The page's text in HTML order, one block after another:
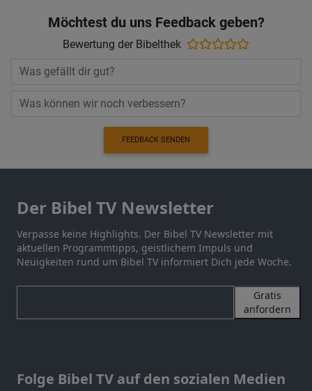
Möchtest du uns Feedback geben?
Bewertung der Bibelthek
FEEDBACK SENDEN
Der Bibel TV Newsletter
Verpasse keine Highlights. Der Bibel TV Newsletter mit
aktuellen Programmtipps, geistlichem Impuls und
Neuigkeiten rund um Bibel TV informiert Dich jede Woche.
Gratis
anfordern
Folge Bibel TV auf den sozialen Medien